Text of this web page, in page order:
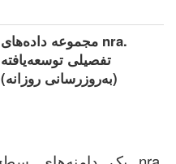
.nra مجموعه داده‌های
تفصیلی توسعه‌یافته
(به‌روزرسانی روزانه)